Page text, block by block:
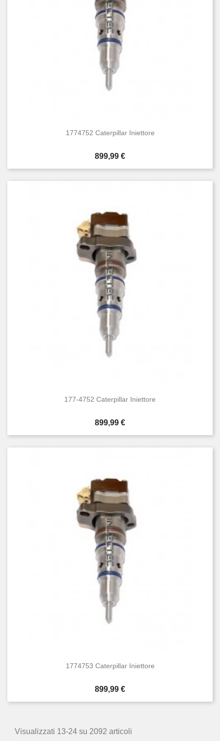
1774752 Caterpillar Iniettore
Prezzo
899,99 €
177-4752 Caterpillar Iniettore
Prezzo
899,99 €
1774753 Caterpillar Iniettore
Prezzo
899,99 €
Visualizzati 13-24 su 2092 articoli